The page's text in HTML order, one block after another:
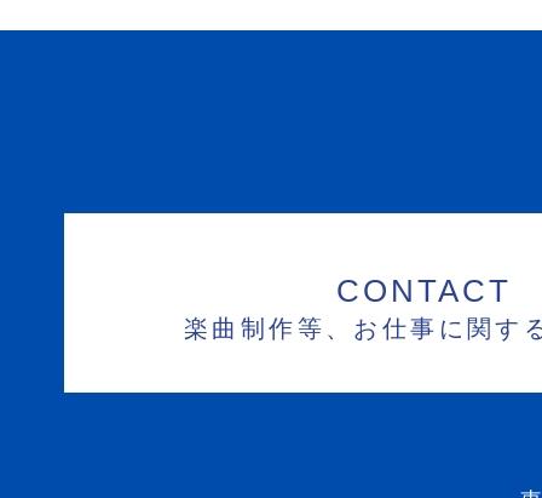
CONTACT
楽曲制作等、お仕事に関す